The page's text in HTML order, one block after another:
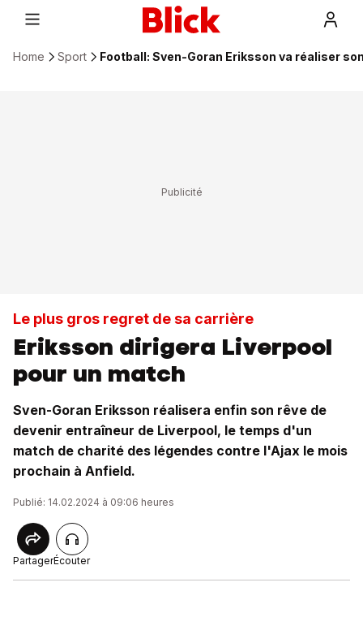
Home Sport Football: Sven-Goran Eriksson va réaliser
Le plus gros regret de sa carrière
Eriksson dirigera Liverpool
pour un match
Sven-Goran Eriksson réalisera enfin son rêve de
devenir entraîneur de Liverpool, le temps d'un
match de charité des légendes contre l'Ajax le mois
prochain à Anfield.
Publié: 14.02.2024 à 09:06 heures
PartagerÉcouter